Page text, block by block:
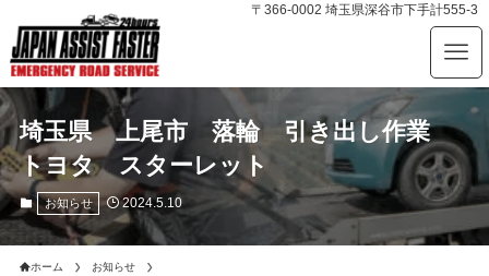
〒366-0002 埼玉県深谷市下手計555-3
埼玉県 上尾市 落輪 引き出し作業
トヨタ スターレット
お知らせ 2024.5.10
ホーム お知らせ